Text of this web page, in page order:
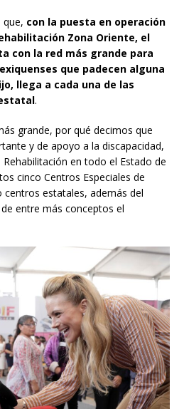
con la puesta en operación
Zona Oriente, el
con la red más grande para
que padecen alguna
llega a cada una de las
.
grande, por qué decimos que
y de apoyo a la discapacidad,
en todo el Estado de
cinco Centros Especiales de
centros estatales, además del
de entre más conceptos el